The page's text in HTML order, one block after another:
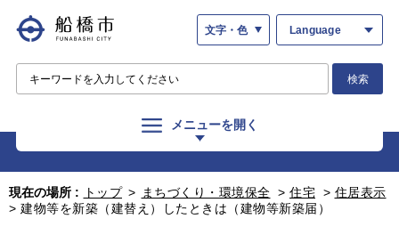
文字・色 Language
検索
メニューを開く
現在の場所 : トップ > まちづくり・環境保全 > 住宅 > 住居表示
> 建物等を新築（建替え）したときは（建物等新築届）